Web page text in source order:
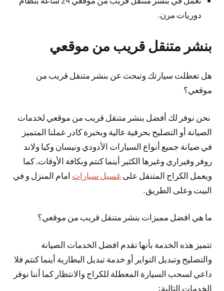
دوريات مرن.
بنشر متنقل قريب من موقعي
هل تعطلت سيارتك وتبحث عن بنشر متنقل قريب من
موقعي؟
نحن نوفر لك أفضل بنشر متنقل قريب من موقعي لخدمات
الصيانة أو التصليح بحرفية عالية وبخبرة كادر عملنا المتميز
في صيانة جميع أنواع السيارات الأدودي ونيسان وكيا ولاند
روفر وفيراري وغيرها الكثير أينما كنتم وبكافة الأوقات, كما
ويعمل الكراج المتنقل على غسيل سيارات امام المنزل و في
البيت وعلى الطريق.
ما هي افضل مميزات بنشر متنقل قريب من موقعي؟
تتميز هذه الخدمة بأنها تقدم افضل الخدمات الصيانة
والتصليح وتبديل التواير أو خدمة تبديل البطارية أينما كنتم فلا
داعي لسحب السيارة المعطلة للكراج والانتظار كما أننا نوفر
الخدمات التالية: